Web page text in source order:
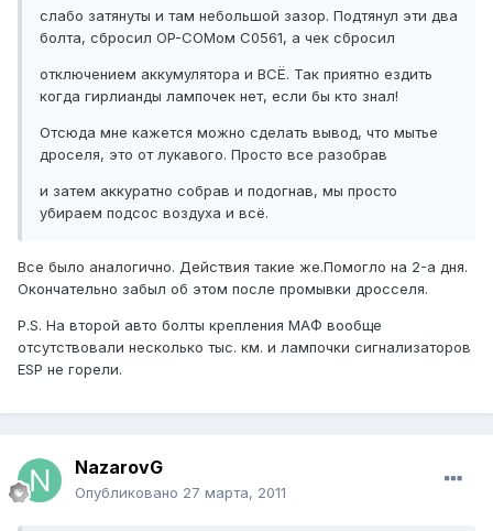
слабо затянуты и там небольшой зазор. Подтянул эти два
болта, сбросил OP-COMом С0561, а чек сбросил
отключением аккумулятора и ВСЁ. Так приятно ездить
когда гирлианды лампочек нет, если бы кто знал!
Отсюда мне кажется можно сделать вывод, что мытье
дроселя, это от лукавого. Просто все разобрав
и затем аккуратно собрав и подогнав, мы просто
убираем подсос воздуха и всё.
Все было аналогично. Действия такие же.Помогло на 2-а дня.
Окончательно забыл об этом после промывки дросселя.
Р.S. На второй авто болты крепления МАФ вообще
отсутствовали несколько тыс. км. и лампочки сигнализаторов
ESP не горели.
NazarovG
Опубликовано 27 марта, 2011